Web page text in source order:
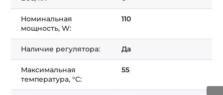
Номинальная
мощность, W:
110
Наличие регулятора: Да
Максимальная
температура, °C:
55